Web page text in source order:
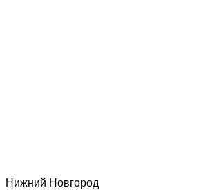
Нижний Новгород